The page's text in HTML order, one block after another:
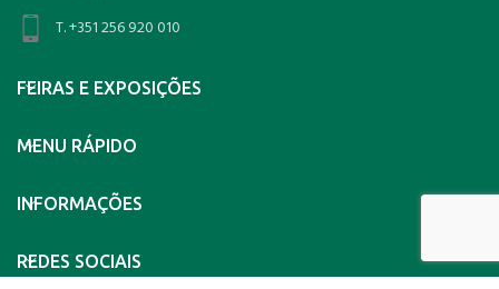
T. +351 256 920 010
FEIRAS E EXPOSIÇÕES
MENU RÁPIDO
INFORMAÇÕES
REDES SOCIAIS